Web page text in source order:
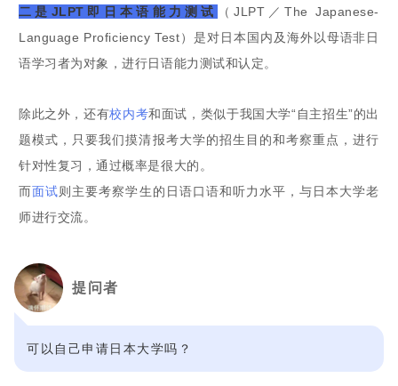
二是JLPT即日本语能力测试
（JLPT／The Japanese-
Language Proficiency Test）是对日本国内及海外以母语非日
语学习者为对象，进行日语能力测试和认定。
除此之外，还有校内考和面试，类似于我国大学“自主招生”的出
题模式，只要我们摸清报考大学的招生目的和考察重点，进行
针对性复习，通过概率是很大的。
而面试则主要考察学生的日语口语和听力水平，与日本大学老
师进行交流。
提问者
可以自己申请日本大学吗？